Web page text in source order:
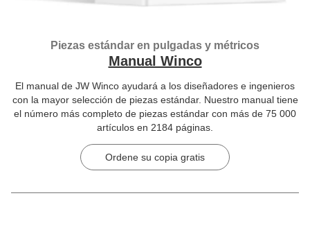
Piezas estándar en pulgadas y métricos
Manual Winco
El manual de JW Winco ayudará a los diseñadores e ingenieros
con la mayor selección de piezas estándar. Nuestro manual tiene
el número más completo de piezas estándar con más de 75 000
artículos en 2184 páginas.
Ordene su copia gratis